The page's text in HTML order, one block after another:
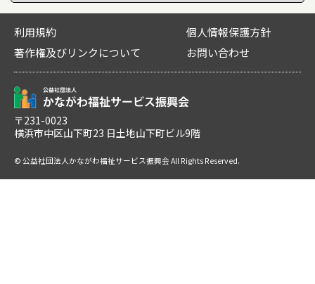
利用規約
個人情報保護方針
著作権及びリンクについて
お問い合わせ
〒231-0023
横浜市中区山下町23 日土地山下町ビル9階
© 公益社団法人かながわ福祉サービス振興会 All Rights Reserved.